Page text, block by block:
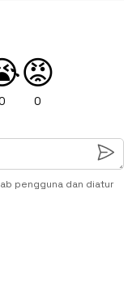
😡
0
pengguna dan diatur